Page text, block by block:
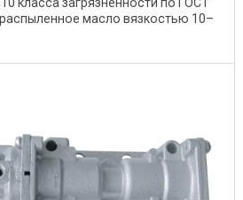
масло вязкостью 10–